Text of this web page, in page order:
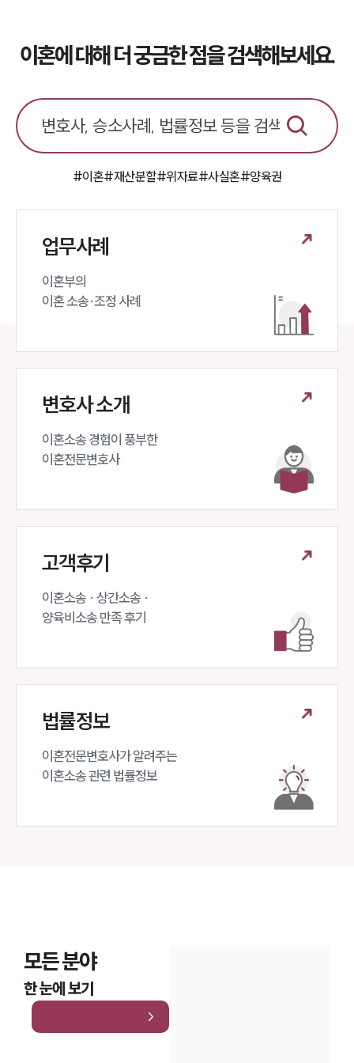
이혼 주요 업무사례
사례분석/최신동향
법률지식인
이혼소송·상담후기
업무분야
전체
구성원 소개
공지사항
법률 블로그
이혼에 대해 더 궁금한 점을 검색해보세요.
#이혼#재산분할#위자료#사실혼#양육권
업무사례
이혼부의
이혼 소송·조정 사례
변호사 소개
이혼소송 경험이 풍부한
이혼전문변호사
고객후기
이혼소송 · 상간소송 ·
양육비소송 만족 후기
법률정보
이혼전문변호사가 알려주는
이혼소송 관련 법률정보
모든 분야
한 눈에 보기